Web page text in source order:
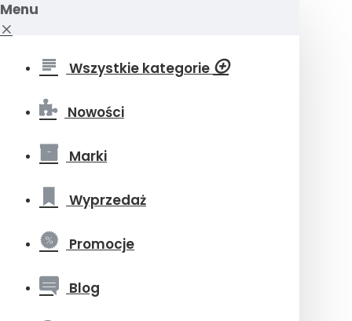
Menu
Wszystkie kategorie
Nowości
Marki
Wyprzedaż
Promocje
Blog